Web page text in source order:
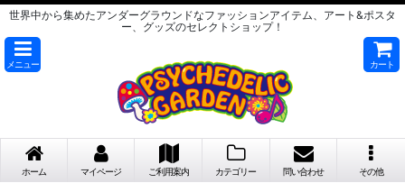
世界中から集めたアンダーグラウンドなファッションアイテム、アート&ポスタ
ー、グッズのセレクトショップ！
メニュー カート
ホーム マイページ ご利用案内 カテゴリー 問い合わせ その他